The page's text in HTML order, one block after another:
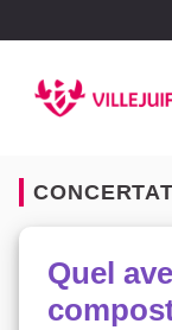
Quel